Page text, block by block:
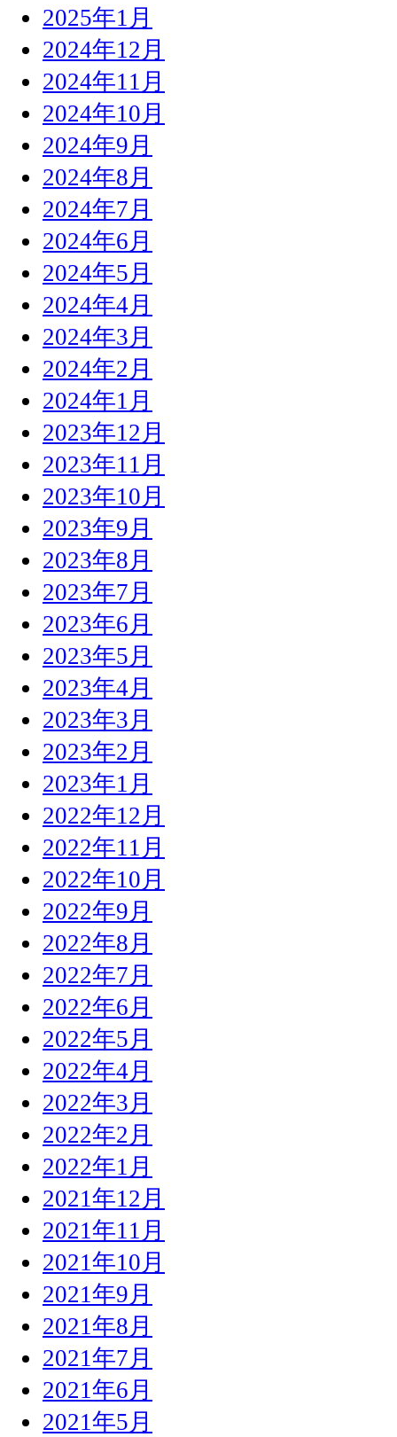
2025年1月
2024年12月
2024年11月
2024年10月
2024年9月
2024年8月
2024年7月
2024年6月
2024年5月
2024年4月
2024年3月
2024年2月
2024年1月
2023年12月
2023年11月
2023年10月
2023年9月
2023年8月
2023年7月
2023年6月
2023年5月
2023年4月
2023年3月
2023年2月
2023年1月
2022年12月
2022年11月
2022年10月
2022年9月
2022年8月
2022年7月
2022年6月
2022年5月
2022年4月
2022年3月
2022年2月
2022年1月
2021年12月
2021年11月
2021年10月
2021年9月
2021年8月
2021年7月
2021年6月
2021年5月